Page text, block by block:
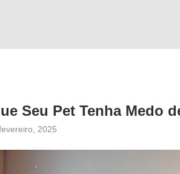
Seu Pet Tenha Medo
2025